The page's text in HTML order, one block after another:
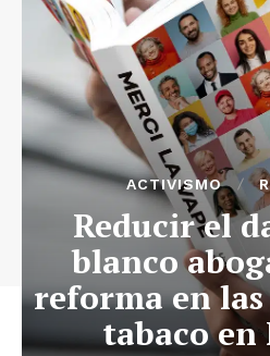
ACTIVISMO
Reducir el
blanco
reforma en
tabaco en